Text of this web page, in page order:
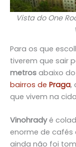
Vista do One
Para os que
tiverem que sair
metros abaixo
bairros de Praga,
que vivem na
Vinohradyé
enorme de cafés
ainda não foi